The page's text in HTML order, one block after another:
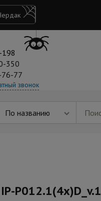
350
76-77
звонок
По названию
P012.1(4x)D_v.1